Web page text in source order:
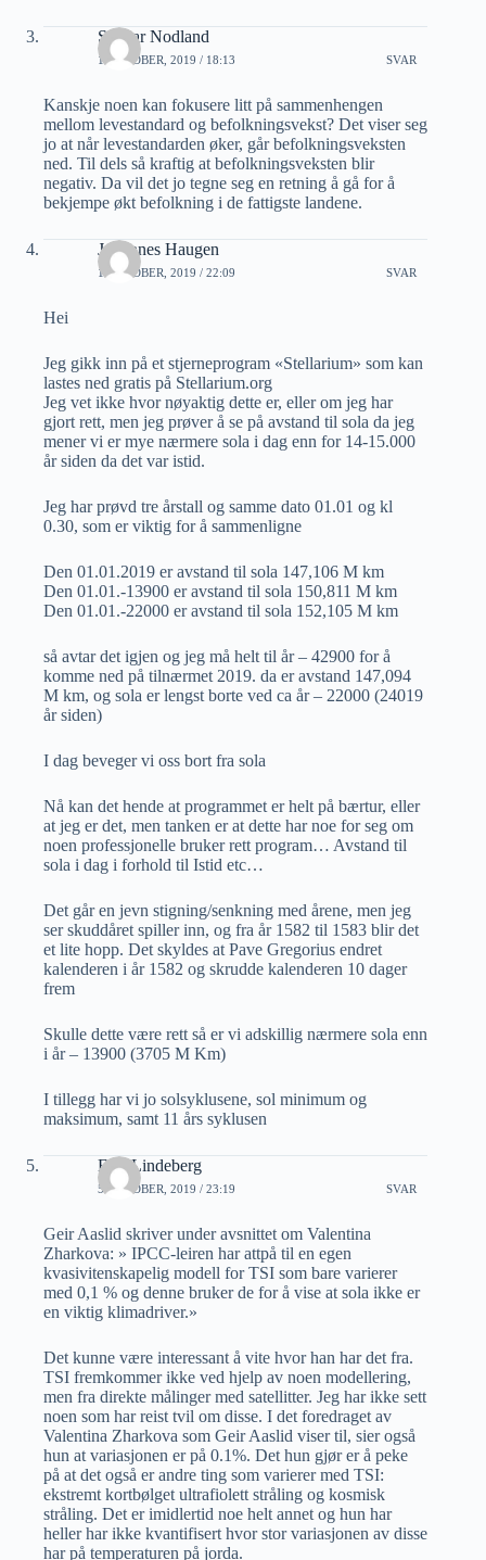
Steinar Nodland
1 OKTOBER, 2019 / 18:13 SVAR
Kanskje noen kan fokusere litt på sammenhengen
mellom levestandard og befolkningsvekst? Det viser seg
jo at når levestandarden øker, går befolkningsveksten
ned. Til dels så kraftig at befolkningsveksten blir
negativ. Da vil det jo tegne seg en retning å gå for å
bekjempe økt befolkning i de fattigste landene.
Johannes Haugen
1 OKTOBER, 2019 / 22:09 SVAR
Hei
Jeg gikk inn på et stjerneprogram «Stellarium» som kan
lastes ned gratis på Stellarium.org
Jeg vet ikke hvor nøyaktig dette er, eller om jeg har
gjort rett, men jeg prøver å se på avstand til sola da jeg
mener vi er mye nærmere sola i dag enn for 14-15.000
år siden da det var istid.
Jeg har prøvd tre årstall og samme dato 01.01 og kl
0.30, som er viktig for å sammenligne
Den 01.01.2019 er avstand til sola 147,106 M km
Den 01.01.-13900 er avstand til sola 150,811 M km
Den 01.01.-22000 er avstand til sola 152,105 M km
så avtar det igjen og jeg må helt til år – 42900 for å
komme ned på tilnærmet 2019. da er avstand 147,094
M km, og sola er lengst borte ved ca år – 22000 (24019
år siden)
I dag beveger vi oss bort fra sola
Nå kan det hende at programmet er helt på bærtur, eller
at jeg er det, men tanken er at dette har noe for seg om
noen professjonelle bruker rett program… Avstand til
sola i dag i forhold til Istid etc…
Det går en jevn stigning/senkning med årene, men jeg
ser skuddåret spiller inn, og fra år 1582 til 1583 blir det
et lite hopp. Det skyldes at Pave Gregorius endret
kalenderen i år 1582 og skrudde kalenderen 10 dager
frem
Skulle dette være rett så er vi adskillig nærmere sola enn
i år – 13900 (3705 M Km)
I tillegg har vi jo solsyklusene, sol minimum og
maksimum, samt 11 års syklusen
Erik Lindeberg
5 OKTOBER, 2019 / 23:19 SVAR
Geir Aaslid skriver under avsnittet om Valentina
Zharkova: » IPCC-leiren har attpå til en egen
kvasivitenskapelig modell for TSI som bare varierer
med 0,1 % og denne bruker de for å vise at sola ikke er
en viktig klimadriver.»
Det kunne være interessant å vite hvor han har det fra.
TSI fremkommer ikke ved hjelp av noen modellering,
men fra direkte målinger med satellitter. Jeg har ikke sett
noen som har reist tvil om disse. I det foredraget av
Valentina Zharkova som Geir Aaslid viser til, sier også
hun at variasjonen er på 0.1%. Det hun gjør er å peke
på at det også er andre ting som varierer med TSI:
ekstremt kortbølget ultrafiolett stråling og kosmisk
stråling. Det er imidlertid noe helt annet og hun har
heller har ikke kvantifisert hvor stor variasjonen av disse
har på temperaturen på jorda.